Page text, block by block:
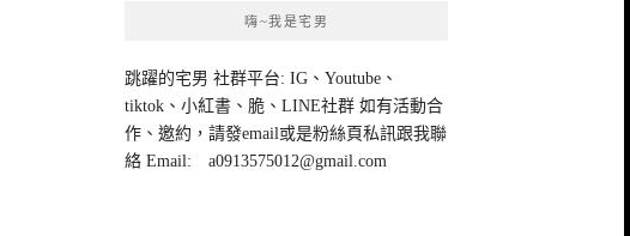
嗨~我是宅男
跳躍的宅男 社群平台: IG、Youtube、
tiktok、小紅書、脆、LINE社群 如有活動合
作、邀約，請發email或是粉絲頁私訊跟我聯
絡 Email: a0913575012@gmail.com